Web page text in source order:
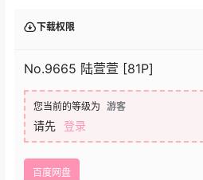
下载权限
No.9665 陆萱萱 [81P]
您当前的等级为 游客
请先 登录
百度网盘